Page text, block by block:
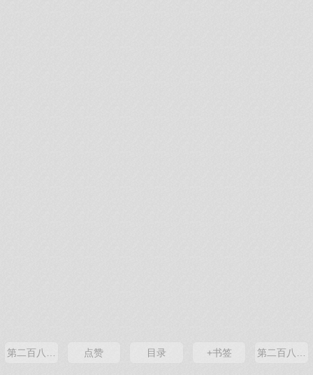
第二百八十三章 新左手剑
点赞 目录 +书签 第二百八十